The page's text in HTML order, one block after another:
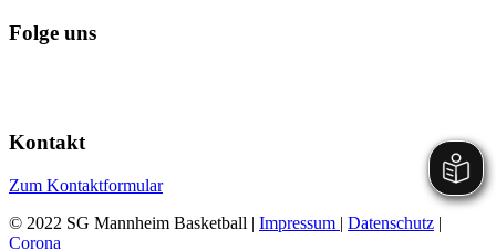
Folge uns
Kontakt
Zum Kontaktformular
© 2022 SG Mannheim Basketball | Impressum | Datenschutz |
Corona